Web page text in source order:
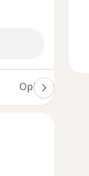
Opiniones (82)